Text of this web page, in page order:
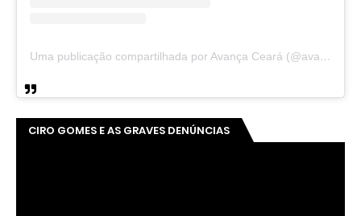
Uma publicação compartilhada por Avança Ceará (@avancaceara)
CIRO GOMES E AS GRAVES DENÚNCIAS